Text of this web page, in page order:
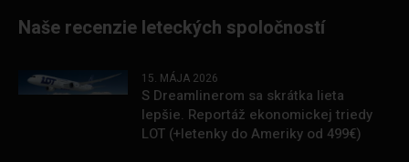
Naše recenzie leteckých spoločností
15. MÁJA 2026
S Dreamlinerom sa skrátka lieta
lepšie. Reportáž ekonomickej triedy
LOT (+letenky do Ameriky od 499€)